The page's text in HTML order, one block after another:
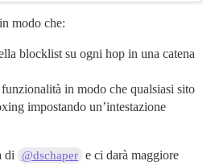
modo che:
blocklist su ogni hop in una catena
in modo che qualsiasi sito
impostando un’intestazione
di @dschaper e ci darà maggiore